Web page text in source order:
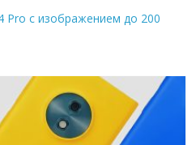
Pro с изображением до 200